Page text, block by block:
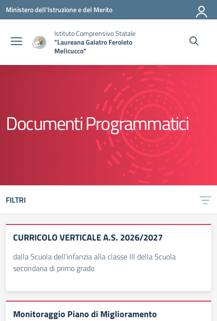
Vai ai contenuti
Vai al menu di navigazione
Vai al footer
Ministero dell'Istruzione e del Merito
Istituto Comprensivo Statale
"Laureana Galatro Feroleto
Melicucco"
Documenti Programmatici
FILTRI
CURRICOLO VERTICALE A.S. 2026/2027
dalla Scuola dell’infanzia alla classe III della Scuola
secondaria di primo grado
Monitoraggio Piano di Miglioramento